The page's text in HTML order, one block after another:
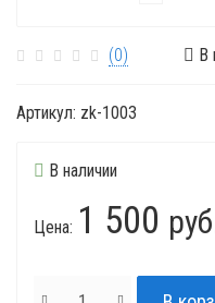
(0) В
Артикул: zk-1003
В наличии
Цена: 1 500